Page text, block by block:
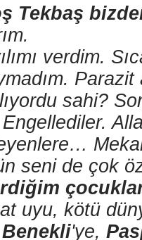
Tekbaş
verdim.
Parazit
sahi?
Engellediler.
seni de çok
uyu, kötü
Benekli'ye,